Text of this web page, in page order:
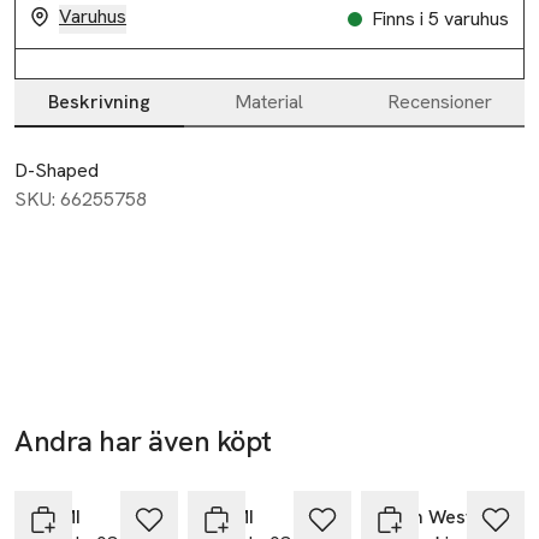
Varuhus
Finns i 5 varuhus
Beskrivning Material Recensioner
Beskrivning
D-Shaped
SKU: 66255758
Andra har även köpt
CHIMI
CHIMI
Carin Wester